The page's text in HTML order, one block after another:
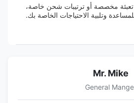
مخصصة أو ترتيبات شحن خاصة،
وتلبية الاحتياجات الخاصة بك.
Mr.
General